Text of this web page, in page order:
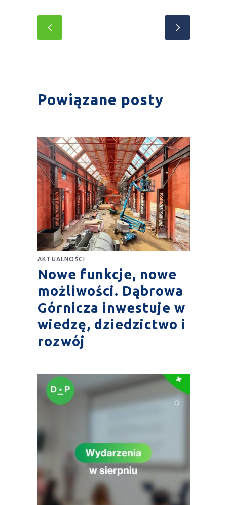
Powiązane posty
AKTUALNOŚCI
Nowe funkcje, nowe
możliwości. Dąbrowa
Górnicza inwestuje w
wiedzę, dziedzictwo i
rozwój